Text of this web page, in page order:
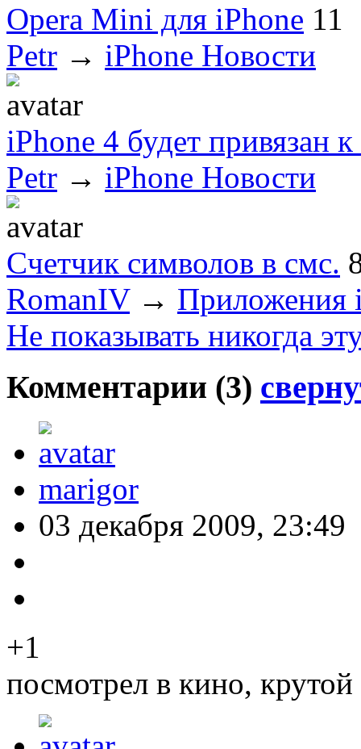
Opera Mini для iPhone 11
Petr → iPhone Новости
iPhone 4 будет привязан
Petr → iPhone Новости
Cчетчик символов в смс.
RomanIV→ Приложения
Не показывать никогда
Комментарии (3)
marigor
03 декабря 2009, 23:49
+1
посмотрел в кино,